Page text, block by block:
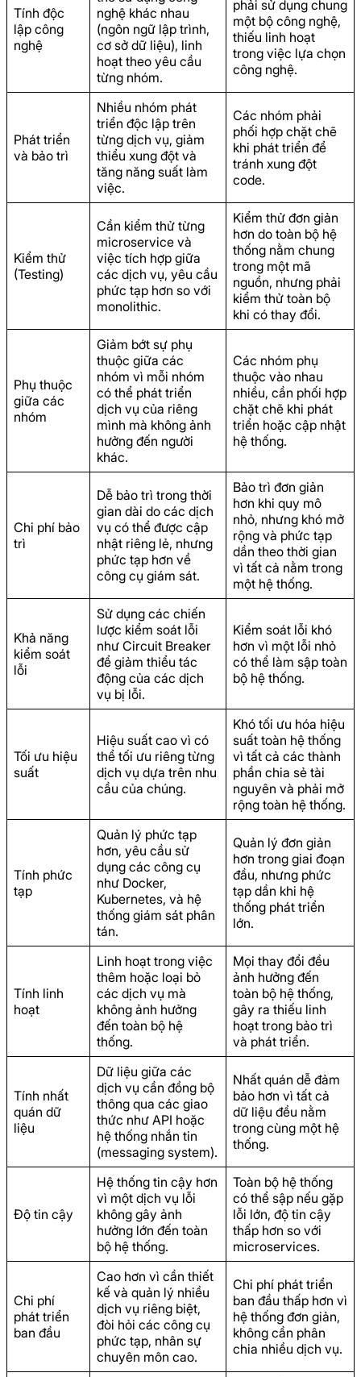
Tính độc
lập công
nghệ
nghệ khác nhau
(ngôn ngữ lập trình,
cơ sở dữ liệu), linh
hoạt theo yêu cầu
từng nhóm.
phải sử dụng chung
một bộ công nghệ,
thiếu linh hoạt
trong việc lựa chọn
công nghệ.
Phát triển
và bảo trì
Nhiều nhóm phát
triển độc lập trên
từng dịch vụ, giảm
thiểu xung đột và
tăng năng suất làm
việc.
Các nhóm phải
phối hợp chặt chẽ
khi phát triển để
tránh xung đột
code.
Kiểm thử
(Testing)
Cần kiểm thử từng
microservice và
việc tích hợp giữa
các dịch vụ, yêu cầu
phức tạp hơn so với
monolithic.
Kiểm thử đơn giản
hơn do toàn bộ hệ
thống nằm chung
trong một mã
nguồn, nhưng phải
kiểm thử toàn bộ
khi có thay đổi.
Phụ thuộc
giữa các
nhóm
Giảm bớt sự phụ
thuộc giữa các
nhóm vì mỗi nhóm
có thể phát triển
dịch vụ của riêng
mình mà không ảnh
hưởng đến người
khác.
Các nhóm phụ
thuộc vào nhau
nhiều, cần phối hợp
chặt chẽ khi phát
triển hoặc cập nhật
hệ thống.
Chi phí bảo
trì
Dễ bảo trì trong thời
gian dài do các dịch
vụ có thể được cập
nhật riêng lẻ, nhưng
phức tạp hơn về
công cụ giám sát.
Bảo trì đơn giản
hơn khi quy mô
nhỏ, nhưng khó mở
rộng và phức tạp
dần theo thời gian
vì tất cả nằm trong
một hệ thống.
Khả năng
kiểm soát
lỗi
Sử dụng các chiến
lược kiểm soát lỗi
như Circuit Breaker
để giảm thiểu tác
động của các dịch
vụ bị lỗi.
Kiểm soát lỗi khó
hơn vì một lỗi nhỏ
có thể làm sập toàn
bộ hệ thống.
Tối ưu hiệu
suất
Hiệu suất cao vì có
thể tối ưu riêng từng
dịch vụ dựa trên nhu
cầu của chúng.
Khó tối ưu hóa hiệu
suất toàn hệ thống
vì tất cả các thành
phần chia sẻ tài
nguyên và phải mở
rộng toàn hệ thống.
Tính phức
tạp
Quản lý phức tạp
hơn, yêu cầu sử
dụng các công cụ
như Docker,
Kubernetes, và hệ
thống giám sát phân
tán.
Quản lý đơn giản
hơn trong giai đoạn
đầu, nhưng phức
tạp dần khi hệ
thống phát triển
lớn.
Tính linh
hoạt
Linh hoạt trong việc
thêm hoặc loại bỏ
các dịch vụ mà
không ảnh hưởng
đến toàn bộ hệ
thống.
Mọi thay đổi đều
ảnh hưởng đến
toàn bộ hệ thống,
gây ra thiếu linh
hoạt trong bảo trì
và phát triển.
Tính nhất
quán dữ
liệu
Dữ liệu giữa các
dịch vụ cần đồng bộ
thông qua các giao
thức như API hoặc
hệ thống nhắn tin
(messaging system).
Nhất quán dễ đảm
bảo hơn vì tất cả
dữ liệu đều nằm
trong cùng một hệ
thống.
Độ tin cậy
Hệ thống tin cậy hơn
vì một dịch vụ lỗi
không gây ảnh
hưởng lớn đến toàn
bộ hệ thống.
Toàn bộ hệ thống
có thể sập nếu gặp
lỗi lớn, độ tin cậy
thấp hơn so với
microservices.
Chi phí
phát triển
ban đầu
Cao hơn vì cần thiết
kế và quản lý nhiều
dịch vụ riêng biệt,
đòi hỏi các công cụ
phức tạp, nhân sự
chuyên môn cao.
Chi phí phát triển
ban đầu thấp hơn vì
hệ thống đơn giản,
không cần phân
chia nhiều dịch vụ.